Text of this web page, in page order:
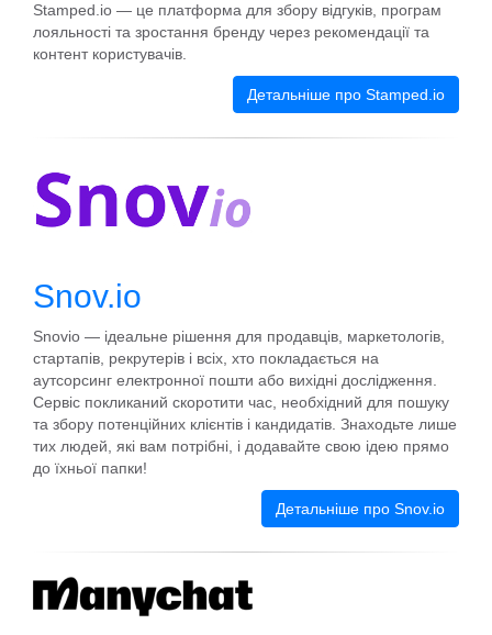
Stamped.io — це платформа для збору відгуків, програм
лояльності та зростання бренду через рекомендації та
контент користувачів.
Детальніше про Stamped.io
Snov.io
Snovio — ідеальне рішення для продавців, маркетологів,
стартапів, рекрутерів і всіх, хто покладається на
аутсорсинг електронної пошти або вихідні дослідження.
Сервіс покликаний скоротити час, необхідний для пошуку
та збору потенційних клієнтів і кандидатів. Знаходьте лише
тих людей, які вам потрібні, і додавайте свою ідею прямо
до їхньої папки!
Детальніше про Snov.io